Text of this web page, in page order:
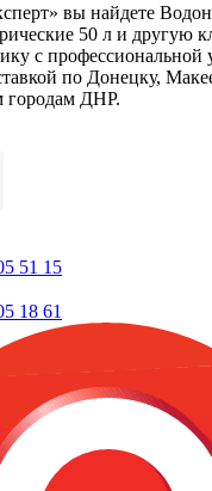
вы найдете
50 л и другую
с профессиональной
по Донецку,
ДНР.
51 15
18 61